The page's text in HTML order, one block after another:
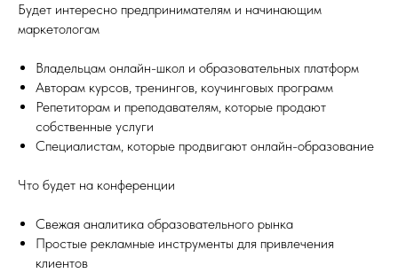
Будет интересно предпринимателям и начинающим
маркетологам
Владельцам онлайн-школ и образовательных платформ
Авторам курсов, тренингов, коучинговых программ
Репетиторам и преподавателям, которые продают
собственные услуги
Специалистам, которые продвигают онлайн-образование
Что будет на конференции
Свежая аналитика образовательного рынка
Простые рекламные инструменты для привлечения
клиентов